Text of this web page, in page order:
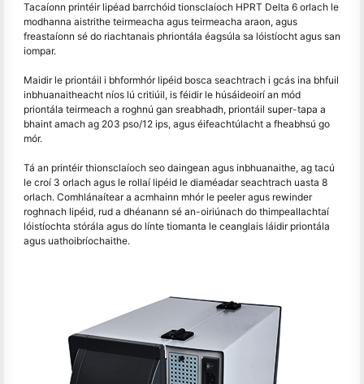
Tacaíonn printéir lipéad barrchóid tionsclaíoch HPRT Delta 6 orlach le
modhanna aistrithe teirmeacha agus teirmeacha araon, agus
freastaíonn sé do riachtanais phriontála éagsúla sa lóistíocht agus san
iompar.
Maidir le priontáil i bhformhór lipéid bosca seachtrach i gcás ina bhfuil
inbhuanaitheacht níos lú critiúil, is féidir le húsáideoirí an mód
priontála teirmeach a roghnú gan sreabhadh, priontáil super-tapa a
bhaint amach ag 203 pso/12 ips, agus éifeachtúlacht a fheabhsú go
mór.
Tá an printéir thionsclaíoch seo daingean agus inbhuanaithe, ag tacú
le croí 3 orlach agus le rollaí lipéid le diaméadar seachtrach uasta 8
orlach. Comhlánaítear a acmhainn mhór le peeler agus rewinder
roghnach lipéid, rud a dhéanann sé an-oiriúnach do thimpeallachtaí
lóistíochta stórála agus do línte tiomanta le ceanglais láidir priontála
agus uathoibríochaithe.